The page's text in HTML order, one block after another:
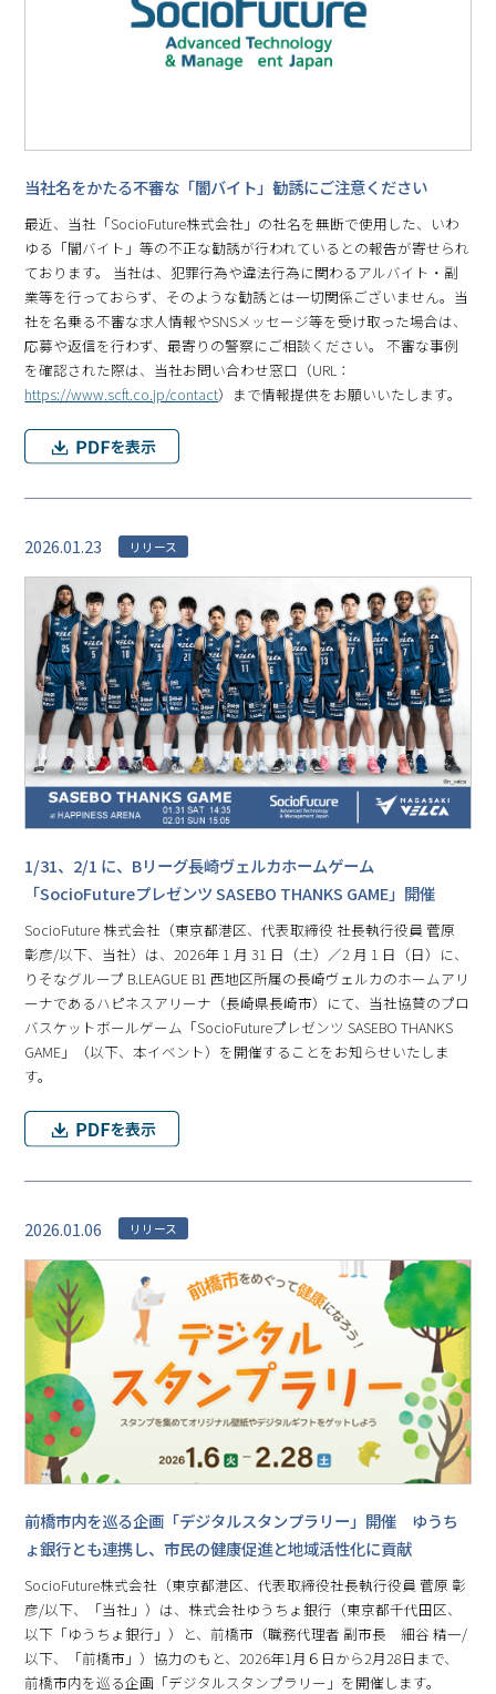
当社名をかたる不審な「闇バイト」勧誘にご注意ください
最近、当社「SocioFuture株式会社」の社名を無断で使用した、いわ
ゆる「闇バイト」等の不正な勧誘が行われているとの報告が寄せられ
ております。 当社は、犯罪行為や違法行為に関わるアルバイト・副
業等を行っておらず、そのような勧誘とは一切関係ございません。当
社を名乗る不審な求人情報やSNSメッセージ等を受け取った場合は、
応募や返信を行わず、最寄りの警察にご相談ください。 不審な事例
を確認された際は、当社お問い合わせ窓口（URL：
https://www.scft.co.jp/contact）まで情報提供をお願いいたします。
2026.01.23 リリース
1/31、2/1 に、Bリーグ⻑崎ヴェルカホームゲーム
「SocioFutureプレゼンツ SASEBO THANKS GAME」開催
SocioFuture 株式会社（東京都港区、代表取締役 社⻑執⾏役員 菅原
彰彦/以下、当社）は、2026年 1 月 31 日（土）／2 月 1 日（日）に、
りそなグループ B.LEAGUE B1 ⻄地区所属の⻑崎ヴェルカのホームアリ
ーナであるハピネスアリーナ（⻑崎県⻑崎市）にて、当社協賛のプロ
バスケットボールゲーム「SocioFutureプレゼンツ SASEBO THANKS
GAME」（以下、本イベント）を開催することをお知らせいたしま
す。
2026.01.06 リリース
前橋市内を巡る企画「デジタルスタンプラリー」開催 ゆうち
ょ銀行とも連携し、市民の健康促進と地域活性化に貢献
SocioFuture株式会社（東京都港区、代表取締役社長執行役員 菅原 彰
彦/以下、「当社」）は、株式会社ゆうちょ銀行（東京都千代田区、
以下「ゆうちょ銀行」）と、前橋市（職務代理者 副市長 細谷 精一/
以下、「前橋市」）協力のもと、2026年1月６日から2月28日まで、
前橋市内を巡る企画「デジタルスタンプラリー」を開催します。